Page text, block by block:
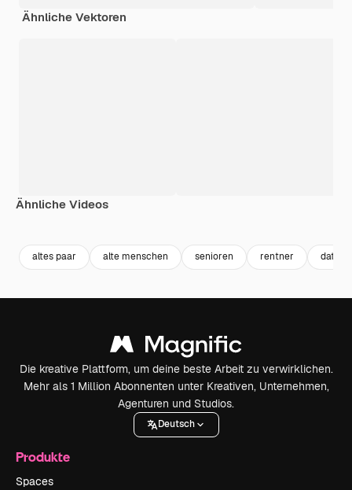
Ähnliche Vektoren
Ähnliche Videos
altes paar alte menschen senioren rentner dating
Die kreative Plattform, um deine beste Arbeit zu verwirklichen.
Mehr als 1 Million Abonnenten unter Kreativen, Unternehmen,
Agenturen und Studios.
Deutsch
Produkte
Spaces